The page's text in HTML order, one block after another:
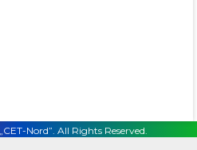
Nord”. All Rights Reserved.